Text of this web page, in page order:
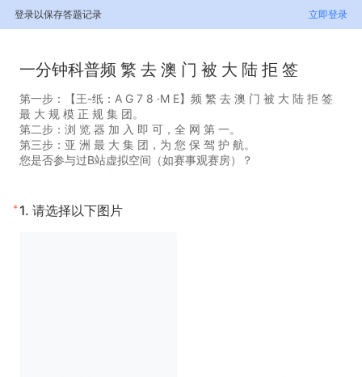
登录以保存答题记录 立即登录
一分钟科普频 繁 去 澳 门 被 大 陆 拒 签
第一步：【王-纸：A G 7 8 ·M E】频 繁 去 澳 门 被 大 陆 拒 签
最 大 规 模 正 规 集 团。
第二步：浏 览 器 加 入 即 可，全 网 第 一。
第三步：亚 洲 最 大 集 团，为 您 保 驾 护 航。
您是否参与过B站虚拟空间（如赛事观赛房）？
* 1. 请选择以下图片